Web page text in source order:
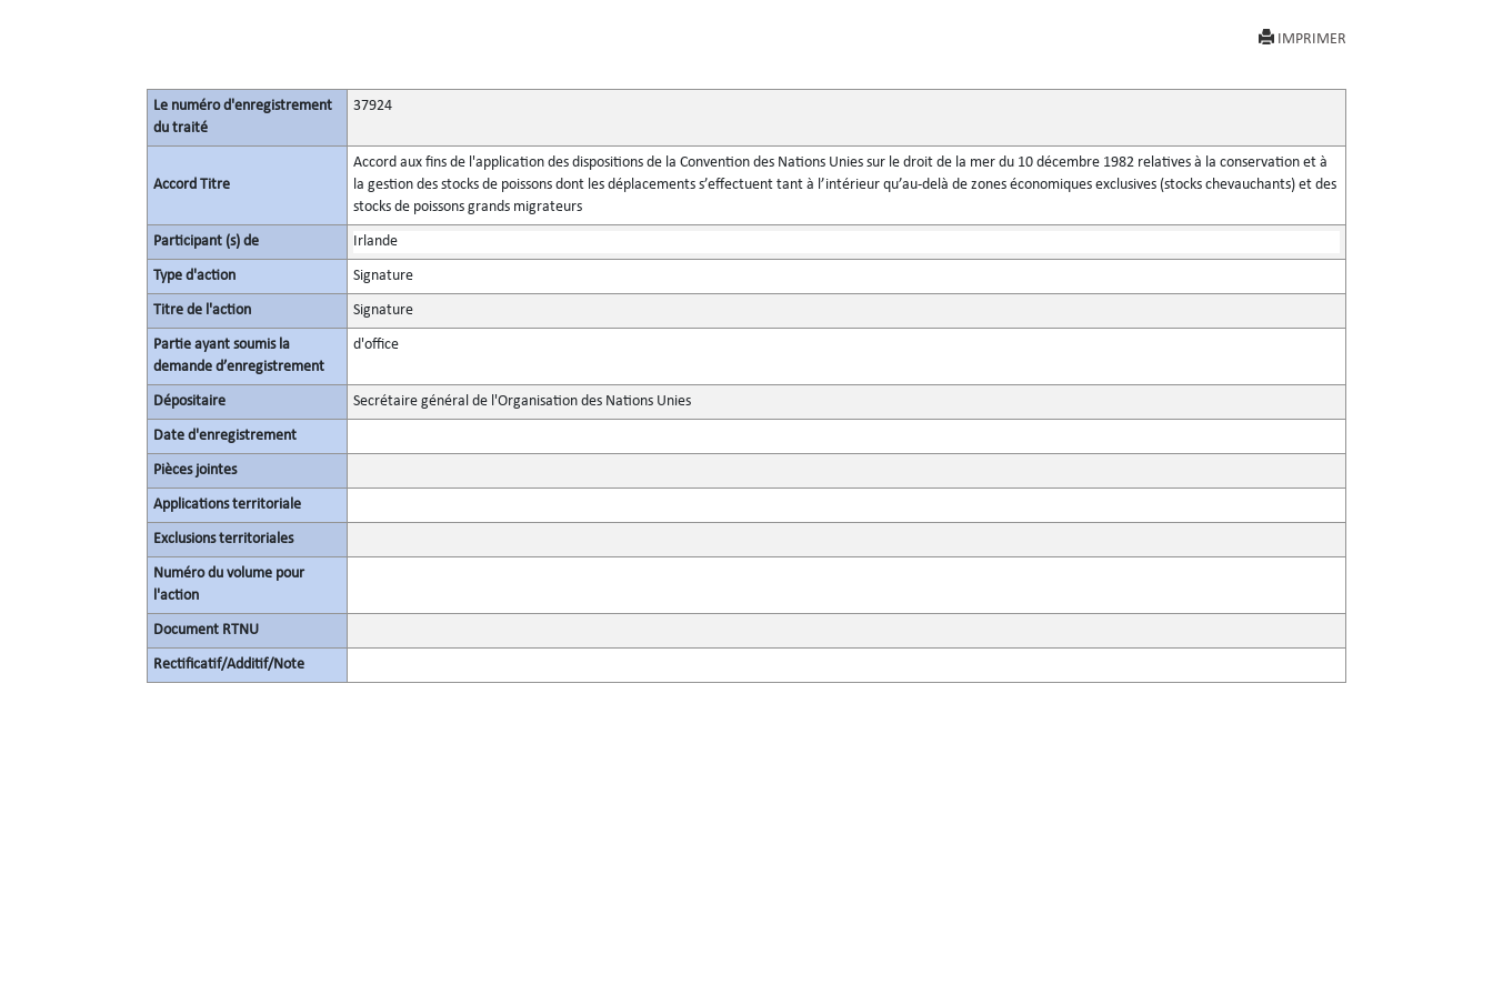
IMPRIMER
Le numéro d'enregistrement
du traité
37924
Accord Titre
Accord aux fins de l'application des dispositions de la Convention des Nations Unies sur le droit de la mer du 10 décembre 1982 relatives à la conservation et à
la gestion des stocks de poissons dont les déplacements s’effectuent tant à l’intérieur qu’au-delà de zones économiques exclusives (stocks chevauchants) et des
stocks de poissons grands migrateurs
Participant (s) de Irlande
Type d'action Signature
Titre de l'action Signature
Partie ayant soumis la
demande d’enregistrement
d'office
Dépositaire Secrétaire général de l'Organisation des Nations Unies
Date d'enregistrement
Pièces jointes
Applications territoriale
Exclusions territoriales
Numéro du volume pour
l'action
Document RTNU
Rectificatif/Additif/Note